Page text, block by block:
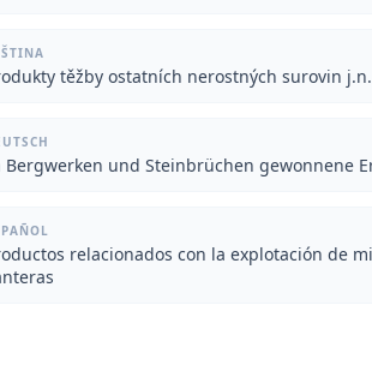
těžby ostatních nerostných surovin j.n.
Bergwerken und Steinbrüchen gewonnene
relacionados con la explotación de